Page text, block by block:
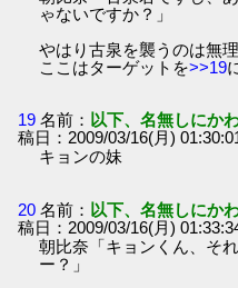
ゃないですか？」
やはり古泉を襲うのは無
ここはターゲットを>>19
19 名前： 以下、名無しにか
稿日：2009/03/16(月)
キョンの妹
20 名前： 以下、名無しにか
稿日：2009/03/16(月)
朝比奈「キョンくん、そ
ー？」